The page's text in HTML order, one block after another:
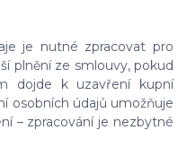
je nutné zpracovat pro
plnění ze smlouvy, pokud
dojde k uzavření kupní
osobních údajů umožňuje
– zpracování je nezbytné